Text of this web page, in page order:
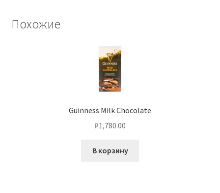
Похожие
Guinness Milk Chocolate
₽1,780.00
В корзину